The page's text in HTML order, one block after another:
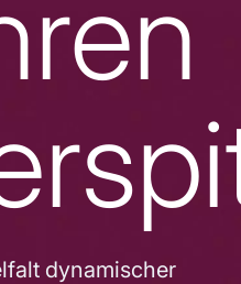
dynamischer